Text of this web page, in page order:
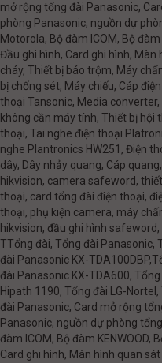
mở rộng tổng đài Panasonic,
phòng Panasonic, nguồn dự
Motorola, Bộ đàm ICOM, Bộ đàm
Đầu ghi hình, Card ghi hình,
cháy, Thiết bị báo trộm, Máy
bị chống sét, Máy chiếu, Cáp
thoại Tansonic, Media
không cần máy tính, Thiết bị hội
thoại, Tai nghe điện thoại
nghe Plantronics HW251, Điện
dây, Dây nhảy quang, Cáp
hikvision, camera safeword,
thoại, card tổng đài điện thoại,
thoại, phụ kiện camera, máy
hikvision, đầu ghi hình
TTổng đài, Tổng đài Panasonic,
đài Panasonic KX-
đài Panasonic KX-TDA600,
Hipath 1190, Tổng đài LG-
đài Panasonic, Card mở rộng
Panasonic, nguồn dự phòng
đàm ICOM, Bộ đàm KENWOOD,
Card ghi hình, Màn hình quan